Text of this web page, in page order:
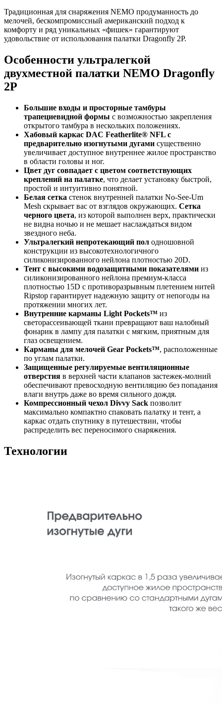
Традиционная для снаряжения NEMO продуманность до
мелочей, бескомпромиссный американский подход к
комфорту и ряд уникальных «фишек» гарантируют
удовольствие от использования палатки Dragonfly 2P.
Особенности ультралегкой
двухместной палатки NEMO Dragonfly
2P
Большие входы и просторные тамбуры
трапециевидной формы с возможностью закрепления
открытого тамбура в нескольких положениях.
Хабовый каркас DAC Featherlite® NFL с
предварительно изогнутыми дугами существенно
увеличивает доступное внутреннее жилое пространство
в области головы и ног.
Цвет дуг совпадает с цветом соответствующих
креплений на палатке, что делает установку быстрой,
простой и интуитивно понятной.
Белая сетка стенок внутренней палатки No-See-Um
Mesh скрывает вас от взглядов окружающих. Сетка
черного цвета, из которой выполнен верх, практически
не видна ночью и не мешает наслаждаться видом
звездного неба.
Ультралегкий непротекающий пол одношовной
конструкции из высокотехнологичного
силиконизированного нейлона плотностью 20D.
Тент с высокими водозащитными показателями из
силиконизированного нейлона премиум-класса
плотностью 15D с противоразрывным плетением нитей
Ripstop гарантирует надежную защиту от непогоды на
протяжении многих лет.
Внутренние карманы Light Pockets™ из
светорассеивающей ткани превращают ваш налобный
фонарик в лампу для палатки с мягким, приятным для
глаз освещением.
Карманы для мелочей Gear Pockets™, расположенные
по углам палатки.
Защищенные регулируемые вентиляционные
отверстия в верхней части клапанов застежек-молний
обеспечивают превосходную вентиляцию без попадания
влаги внутрь даже во время сильного дождя.
Компрессионный чехол Divvy Sack позволит
максимально компактно спаковать палатку и тент, а
каркас отдать спутнику в путешествии, чтобы
распределить вес переносимого снаряжения.
Технологии